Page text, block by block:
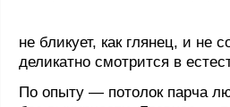
не бликует, как глянец, и
деликатно смотрится в
По опыту — потолок парча